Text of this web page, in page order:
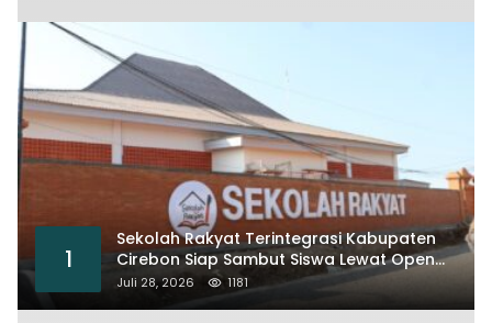
1
Sekolah Rakyat Terintegrasi Kabupaten
Cirebon Siap Sambut Siswa Lewat Open
House dan MPLS
Juli 28, 2026 1181